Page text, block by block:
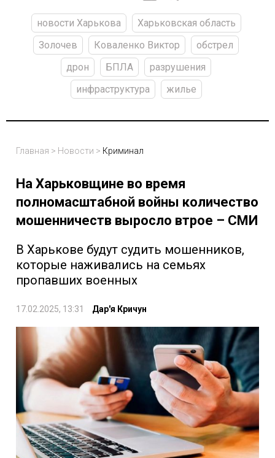
новости Харькова
Харьковская область
Золочев
Коваленко Виктор
обстрел
дрон
БПЛА
разрушения
инфраструктура
жилье
Главная > Новости > Криминал
На Харьковщине во время
полномасштабной войны количество
мошенничеств выросло втрое – СМИ
В Харькове будут судить мошенников,
которые наживались на семьях
пропавших военных
17.02.2025, 13:31 Дар'я Кричун